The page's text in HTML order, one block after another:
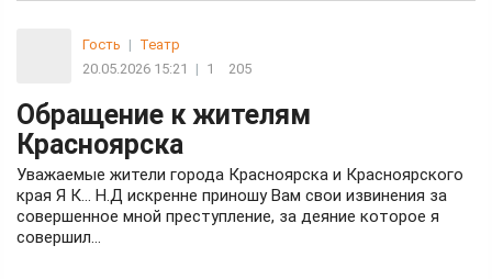
Гость | Театр
20.05.2026 15:21
| 1 205
Обращение к жителям
Красноярска
Уважаемые жители города Красноярска и Красноярского
края Я К… Н.Д искренне приношу Вам свои извинения за
совершенное мной преступление, за деяние которое я
совершил…